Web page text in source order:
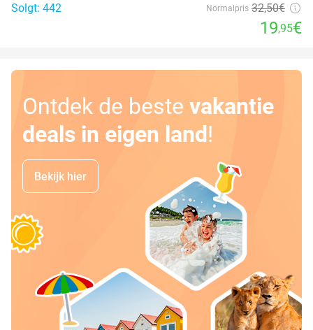
Solgt: 442
Normalpris 32,50€
19,95€
Ontdek de beste vakantie
deals in eigen land!
Bekijk hier